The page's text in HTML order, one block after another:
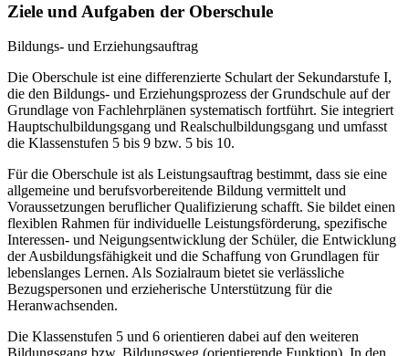
Ziele und Aufgaben der Oberschule
Bildungs- und Erziehungsauftrag
Die Oberschule ist eine differenzierte Schulart der Sekundarstufe I,
die den Bildungs- und Erziehungsprozess der Grundschule auf der
Grundlage von Fachlehrplänen systematisch fortführt. Sie integriert
Hauptschulbildungsgang und Realschulbildungsgang und umfasst
die Klassenstufen 5 bis 9 bzw. 5 bis 10.
Für die Oberschule ist als Leistungsauftrag bestimmt, dass sie eine
allgemeine und berufsvorbereitende Bildung vermittelt und
Voraussetzungen beruflicher Qualifizierung schafft. Sie bildet einen
flexiblen Rahmen für individuelle Leistungsförderung, spezifische
Interessen- und Neigungsentwicklung der Schüler, die Entwicklung
der Ausbildungsfähigkeit und die Schaffung von Grundlagen für
lebenslanges Lernen. Als Sozialraum bietet sie verlässliche
Bezugspersonen und erzieherische Unterstützung für die
Heranwachsenden.
Die Klassenstufen 5 und 6 orientieren dabei auf den weiteren